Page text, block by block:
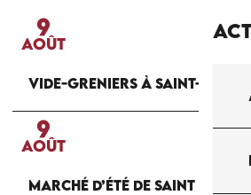
9
AOÛT
VIDE-GRENIERS À SAINT-CIRQ
9
AOÛT
MARCHÉ D’ÉTÉ DE SAINT